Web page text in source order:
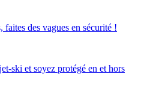
faites des vagues en sécurité !
ski et soyez protégé en et hors